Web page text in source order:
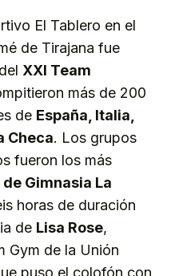
El Tablero en el
de Tirajana fue
XXI Team
más de 200
de España, Italia,
Checa. Los grupos
fueron los más
Gimnasia La
horas de duración
de Lisa Rose,
Gym de la Unión